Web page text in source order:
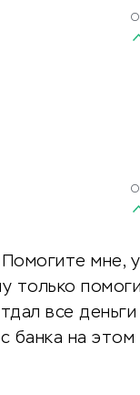
мне,
только
все
банка на этом